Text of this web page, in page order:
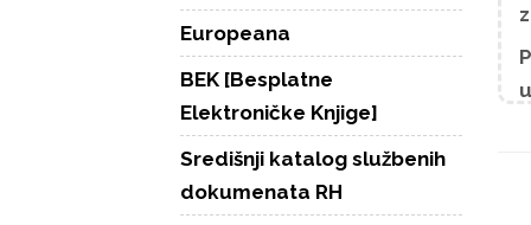
Europeana
BEK [Besplatne
Elektroničke Knjige]
Središnji katalog službenih
dokumenata RH